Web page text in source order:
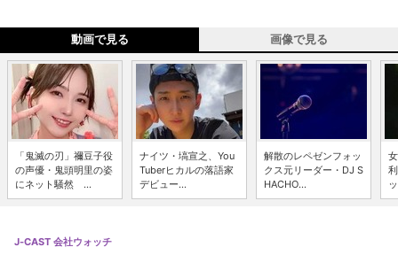
動画で見る 画像で見る
「鬼滅の刃」禰豆子役
の声優・鬼頭明里の姿
にネット騒然 ...
ナイツ・塙宣之、You
Tuberヒカルの落語家
デビュー...
解散のレペゼンフォッ
クス元リーダー・DJ S
HACHO...
J-CAST 会社ウォッチ